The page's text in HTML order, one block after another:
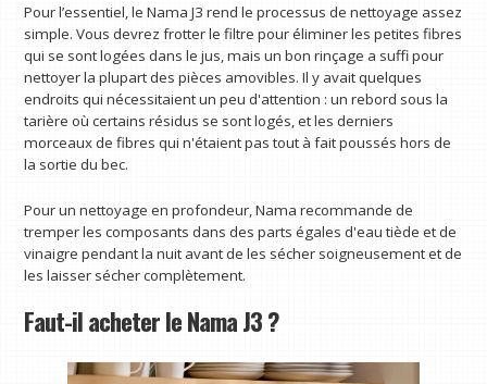
Pour l’essentiel, le Nama J3 rend le processus de nettoyage assez
simple. Vous devrez frotter le filtre pour éliminer les petites fibres
qui se sont logées dans le jus, mais un bon rinçage a suffi pour
nettoyer la plupart des pièces amovibles. Il y avait quelques
endroits qui nécessitaient un peu d'attention : un rebord sous la
tarière où certains résidus se sont logés, et les derniers
morceaux de fibres qui n'étaient pas tout à fait poussés hors de
la sortie du bec.
Pour un nettoyage en profondeur, Nama recommande de
tremper les composants dans des parts égales d'eau tiède et de
vinaigre pendant la nuit avant de les sécher soigneusement et de
les laisser sécher complètement.
Faut-il acheter le Nama J3 ?